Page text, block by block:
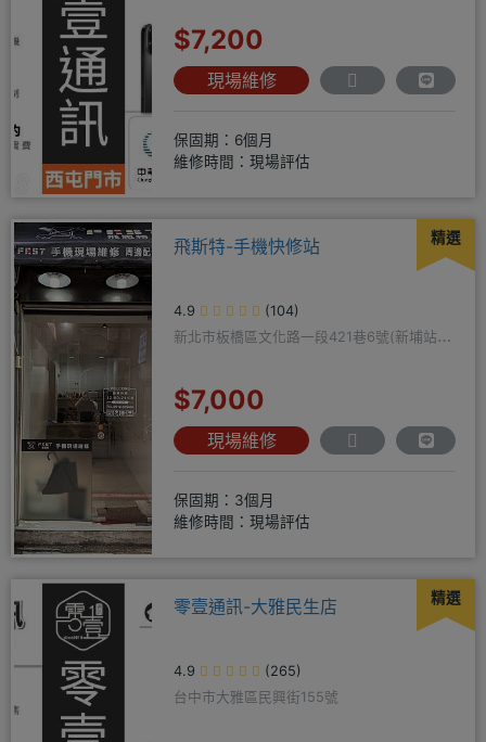
$7,200
現場維修
保固期：6個月
維修時間：現場評估
精選
飛斯特-手機快修站
4.9
(104)
新北市板橋區文化路一段421巷6號(新埔站一
$7,000
現場維修
保固期：3個月
維修時間：現場評估
精選
零壹通訊-大雅民生店
4.9
(265)
台中市大雅區民興街155號